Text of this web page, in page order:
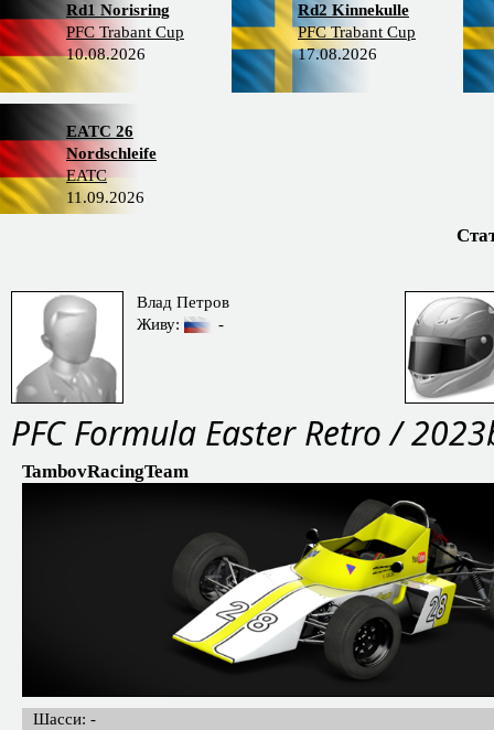
Rd1 Norisring
PFC Trabant Cup
10.08.2026
Rd2 Kinnekulle
PFC Trabant Cup
17.08.2026
EATC 26
Nordschleife
EATC
11.09.2026
Влад Петров
Живу:
-
PFС Formula Easter Retro /
TambovRacingTeam
Шасси: -